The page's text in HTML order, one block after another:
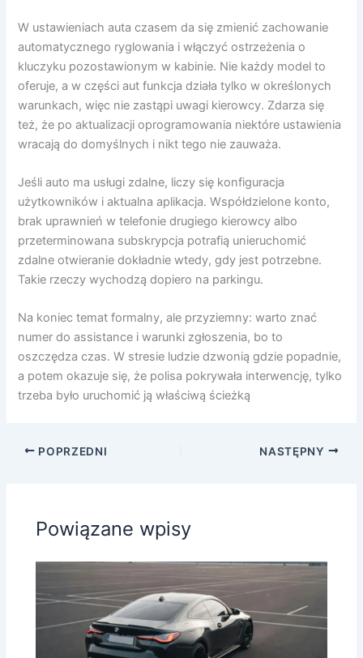
W ustawieniach auta czasem da się zmienić zachowanie
automatycznego ryglowania i włączyć ostrzeżenia o
kluczyku pozostawionym w kabinie. Nie każdy model to
oferuje, a w części aut funkcja działa tylko w określonych
warunkach, więc nie zastąpi uwagi kierowcy. Zdarza się
też, że po aktualizacji oprogramowania niektóre ustawienia
wracają do domyślnych i nikt tego nie zauważa.
Jeśli auto ma usługi zdalne, liczy się konfiguracja
użytkowników i aktualna aplikacja. Współdzielone konto,
brak uprawnień w telefonie drugiego kierowcy albo
przeterminowana subskrypcja potrafią unieruchomić
zdalne otwieranie dokładnie wtedy, gdy jest potrzebne.
Takie rzeczy wychodzą dopiero na parkingu.
Na koniec temat formalny, ale przyziemny: warto znać
numer do assistance i warunki zgłoszenia, bo to
oszczędza czas. W stresie ludzie dzwonią gdzie popadnie,
a potem okazuje się, że polisa pokrywała interwencję, tylko
trzeba było uruchomić ją właściwą ścieżką
POPRZEDNI NASTĘPNY
Powiązane wpisy